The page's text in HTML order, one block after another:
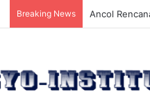
Breaking News Ancol